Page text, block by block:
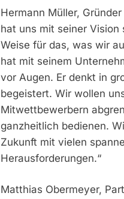
Hermann Müller,
hat uns mit seiner
Weise für das, was wir
hat mit seinem
vor Augen. Er denkt in
begeistert. Wir wollen
Mitwettbewerbern
ganzheitlich bedienen.
Zukunft mit vielen
Herausforderungen.“
Matthias Obermeyer,